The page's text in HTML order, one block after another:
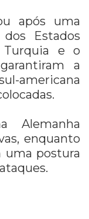
após uma
Estados
e o
a
americana
enquanto
uma postura